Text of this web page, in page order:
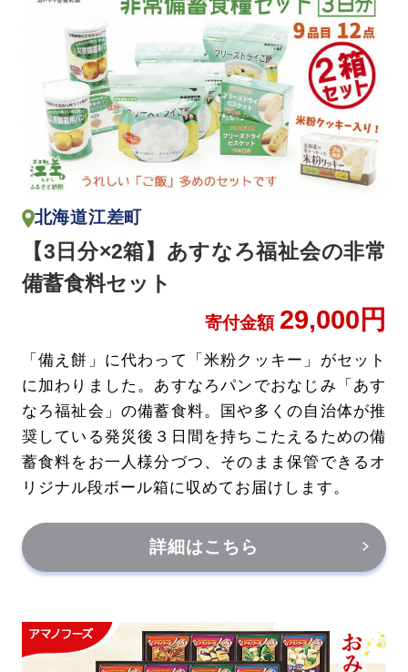
北海道江差町
【3日分×2箱】あすなろ福祉会の非常
備蓄食料セット
寄付金額 29,000円
「備え餅」に代わって「米粉クッキー」がセット
に加わりました。あすなろパンでおなじみ「あす
なろ福祉会」の備蓄食料。国や多くの自治体が推
奨している発災後３日間を持ちこたえるための備
蓄食料をお一人様分づつ、そのまま保管できるオ
リジナル段ボール箱に収めてお届けします。
詳細はこちら